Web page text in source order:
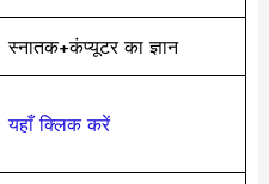
स्नातक+कंप्यूटर का ज्ञान
यहाँ क्लिक करें